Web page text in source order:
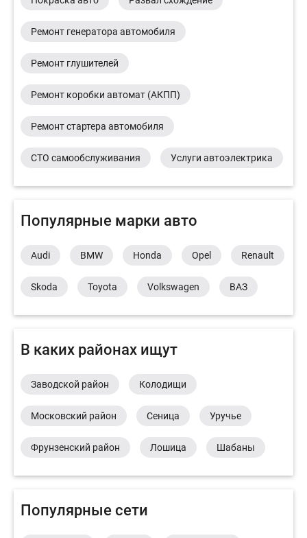
Ремонт генератора автомобиля
Ремонт глушителей
Ремонт коробки автомат (АКПП)
Ремонт стартера автомобиля
СТО самообслуживания Услуги автоэлектрика
Популярные марки авто
Audi BMW Honda Opel Renault
Skoda Toyota Volkswagen ВАЗ
В каких районах ищут
Заводской район Колодищи
Московский район Сеница Уручье
Фрунзенский район Лошица Шабаны
Популярные сети